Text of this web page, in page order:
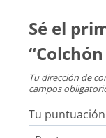
Sé el
Tu dirección de
campos
Tu puntuación